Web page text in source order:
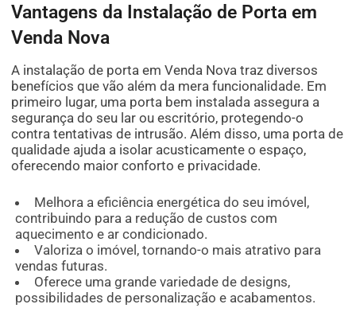
Vantagens da Instalação de Porta em
Venda Nova
A instalação de porta em Venda Nova traz diversos
benefícios que vão além da mera funcionalidade. Em
primeiro lugar, uma porta bem instalada assegura a
segurança do seu lar ou escritório, protegendo-o
contra tentativas de intrusão. Além disso, uma porta de
qualidade ajuda a isolar acusticamente o espaço,
oferecendo maior conforto e privacidade.
Melhora a eficiência energética do seu imóvel,
contribuindo para a redução de custos com
aquecimento e ar condicionado.
Valoriza o imóvel, tornando-o mais atrativo para
vendas futuras.
Oferece uma grande variedade de designs,
possibilidades de personalização e acabamentos.